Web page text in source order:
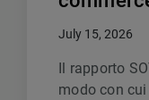
July 15, 2026
Il rapporto
modo con